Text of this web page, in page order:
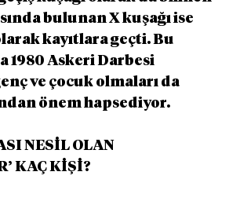
bulunan X kuşağı ise
kayıtlara geçti. Bu
1980 Askeri Darbesi
ve çocuk olmaları da
önem hapsediyor.
NESİL OLAN
KAÇ KİŞİ?